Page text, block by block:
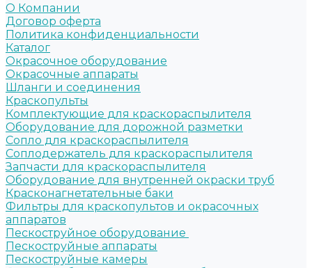
О Компании
Договор оферта
Политика конфиденциальности
Каталог
Окрасочное оборудование
Окрасочные аппараты
Шланги и соединения
Краскопульты
Комплектующие для краскораспылителя
Оборудование для дорожной разметки
Сопло для краскораспылителя
Соплодержатель для краскораспылителя
Запчасти для краскораспылителя
Оборудование для внутренней окраски труб
Красконагнетательные баки
Фильтры для краскопультов и окрасочных
аппаратов
Пескоструйное оборудование
Пескоструйные аппараты
Пескоструйные камеры